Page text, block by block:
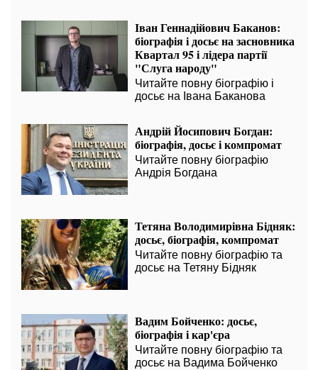
Іван Геннадійович Баканов:
біографія і досьє на засновника
Квартал 95 і лідера партії
"Слуга народу"
Читайте повну біографію і
досьє на Івана Баканова
Андрій Йосипович Богдан:
біографія, досьє і компромат
Читайте повну біографію
Андрія Богдана
Тетяна Володимирівна Бідняк:
досьє, біографія, компромат
Читайте повну біографію та
досьє на Тетяну Бідняк
Вадим Бойченко: досьє,
біографія і кар'єра
Читайте повну біографію та
досьє на Вадима Бойченко